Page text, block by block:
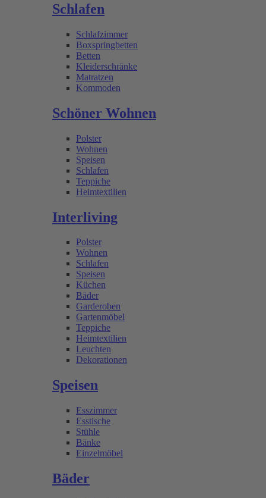
Schlafen
Schlafzimmer
Boxspringbetten
Betten
Kleiderschränke
Matratzen
Kommoden
Schöner Wohnen
Polster
Wohnen
Speisen
Schlafen
Teppiche
Heimtextilien
Interliving
Polster
Wohnen
Schlafen
Speisen
Küchen
Bäder
Garderoben
Gartenmöbel
Teppiche
Heimtextilien
Leuchten
Dekorationen
Speisen
Esszimmer
Esstische
Stühle
Bänke
Einzelmöbel
Bäder